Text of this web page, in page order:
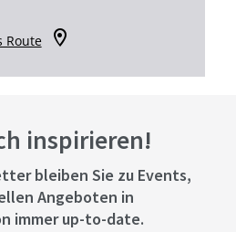
Route
inspirieren!
bleiben Sie zu Events,
Angeboten in
immer up-to-date.